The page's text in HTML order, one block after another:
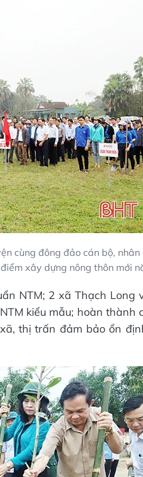
cùng đông đảo cán bộ,
xây dựng nông thôn mới
NTM; 2 xã Thạch Long
kiểu mẫu; hoàn thành
thị trấn đảm bảo ổn